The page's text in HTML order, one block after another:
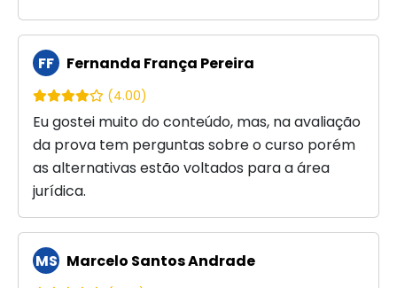
FF Fernanda França Pereira
(4.00)
Eu gostei muito do conteúdo, mas, na avaliação
da prova tem perguntas sobre o curso porém
as alternativas estão voltados para a área
jurídica.
MS Marcelo Santos Andrade